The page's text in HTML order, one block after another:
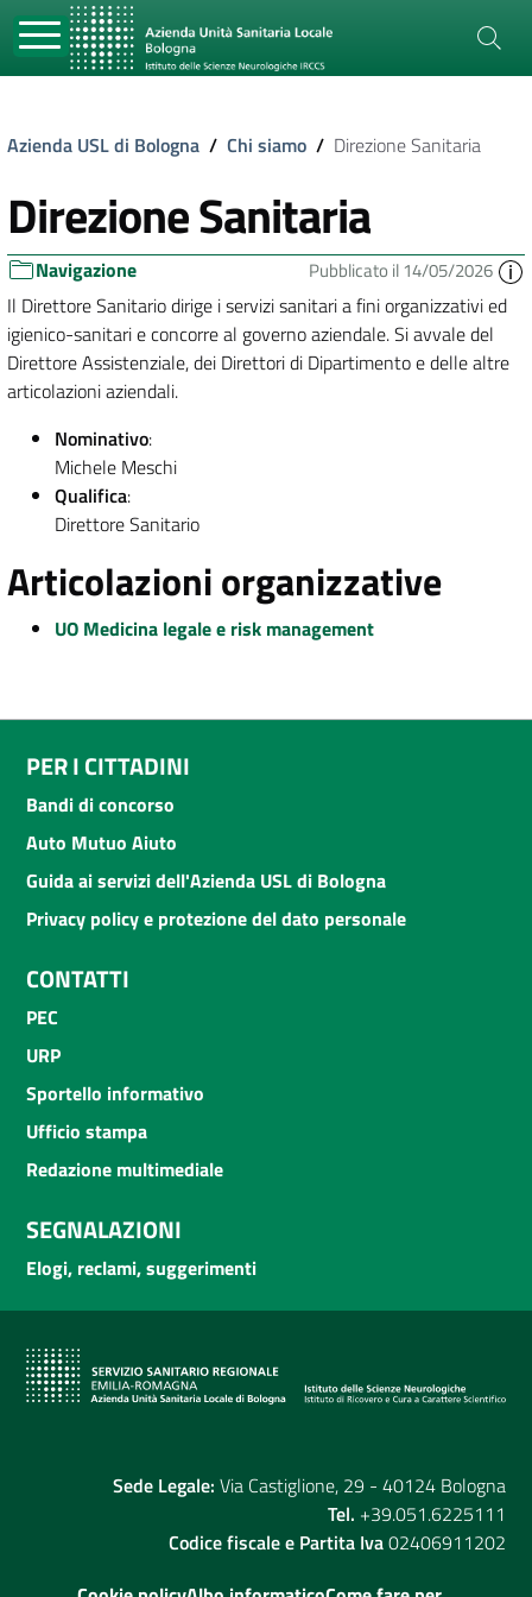
Azienda USL di Bologna / Chi siamo / Direzione Sanitaria
Direzione Sanitaria
Navigazione Pubblicato il 14/05/2026
Il Direttore Sanitario dirige i servizi sanitari a fini organizzativi ed
igienico-sanitari e concorre al governo aziendale. Si avvale del
Direttore Assistenziale, dei Direttori di Dipartimento e delle altre
articolazioni aziendali.
Nominativo:
Michele Meschi
Qualifica:
Direttore Sanitario
Articolazioni organizzative
UO Medicina legale e risk management
PER I CITTADINI
Bandi di concorso
Auto Mutuo Aiuto
Guida ai servizi dell'Azienda USL di Bologna
Privacy policy e protezione del dato personale
CONTATTI
PEC
URP
Sportello informativo
Ufficio stampa
Redazione multimediale
SEGNALAZIONI
Elogi, reclami, suggerimenti
Sede Legale: Via Castiglione, 29 - 40124 Bologna
Tel. +39.051.6225111
Codice fiscale e Partita Iva02406911202